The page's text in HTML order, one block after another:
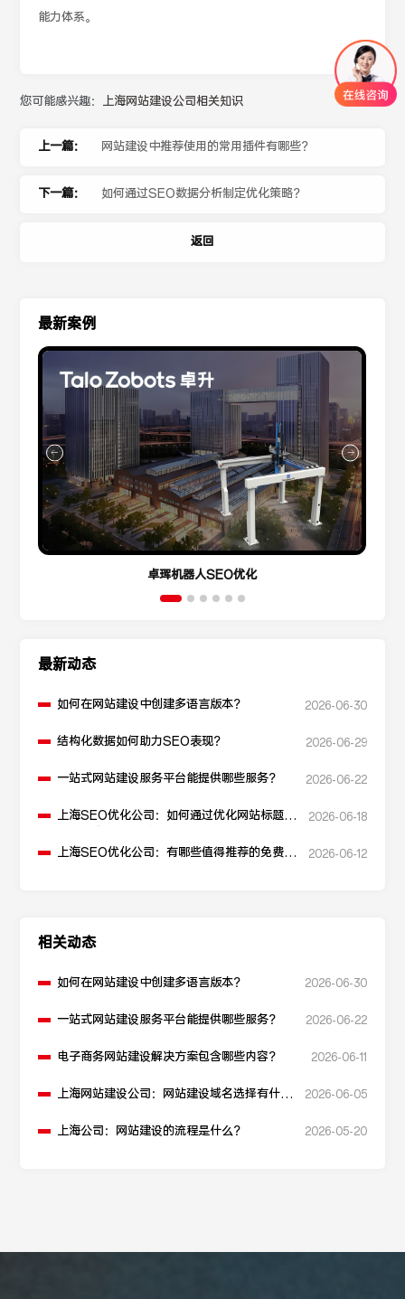
能力体系。
您可能感兴趣： 上海网站建设公司相关知识
上一篇： 网站建设中推荐使用的常用插件有哪些？
下一篇： 如何通过SEO数据分析制定优化策略？
返回
最新案例
卓珲机器人SEO优化
最新动态
如何在网站建设中创建多语言版本？ 2026-06-30
结构化数据如何助力SEO表现？ 2026-06-29
一站式网站建设服务平台能提供哪些服务？ 2026-06-22
上海SEO优化公司：如何通过优化网站标题提
2026-06-18
上海SEO优化公司：有哪些值得推荐的免费
2026-06-12
相关动态
如何在网站建设中创建多语言版本？ 2026-06-30
一站式网站建设服务平台能提供哪些服务？ 2026-06-22
电子商务网站建设解决方案包含哪些内容？ 2026-06-11
上海网站建设公司：网站建设域名选择有什么
2026-06-05
上海公司：网站建设的流程是什么？ 2026-05-20